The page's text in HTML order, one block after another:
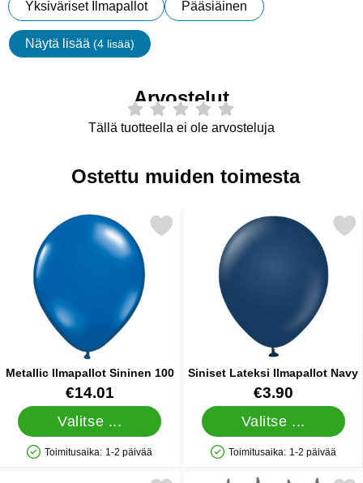
Yksiväriset Ilmapallot Pääsiäinen
Näytä lisää (4 lisää)
ominaisuudet
Arvostelut
Tällä tuotteella ei ole arvosteluja
Ostettu muiden toimesta
Metallic Ilmapallot Sininen 100
Tuote.nro 10499€14.01
Valitse ...
Saatavuus: Varastossa
Toimitusaika: 1-2 päivää
Merkitse metallic Ilmapallot Sininen 100 suosikiksi
Siniset Lateksi Ilmapallot Navy
Tuote.nro 38395
€3.90
Valitse ...
Saatavuus: Varastossa
Toimitusaika: 1-2 päivää
Merkitse siniset Lateksi